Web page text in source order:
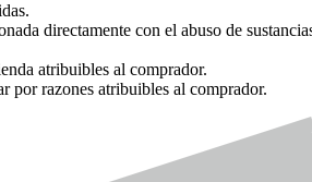
directamente con el abuso de
atribuibles al comprador.
por razones atribuibles al comprador.